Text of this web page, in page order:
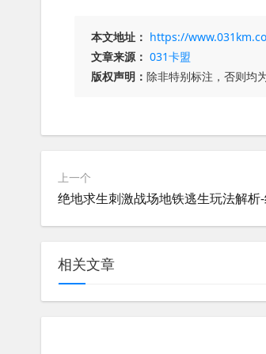
本文地址： https://
文章来源： 031卡盟
版权声明： 除非特别标注，否则均
上一个
相关文章